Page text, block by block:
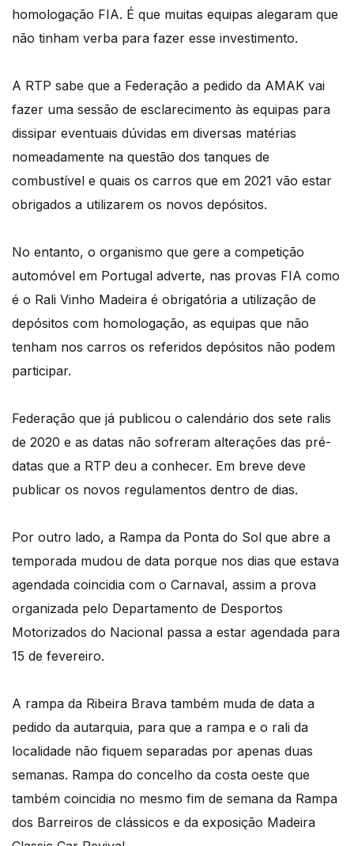
homologação FIA. É que muitas equipas alegaram que
não tinham verba para fazer esse investimento.
A RTP sabe que a Federação a pedido da AMAK vai
fazer uma sessão de esclarecimento às equipas para
dissipar eventuais dúvidas em diversas matérias
nomeadamente na questão dos tanques de
combustível e quais os carros que em 2021 vão estar
obrigados a utilizarem os novos depósitos.
No entanto, o organismo que gere a competição
automóvel em Portugal adverte, nas provas FIA como
é o Rali Vinho Madeira é obrigatória a utilização de
depósitos com homologação, as equipas que não
tenham nos carros os referidos depósitos não podem
participar.
Federação que já publicou o calendário dos sete ralis
de 2020 e as datas não sofreram alterações das pré-
datas que a RTP deu a conhecer. Em breve deve
publicar os novos regulamentos dentro de dias.
Por outro lado, a Rampa da Ponta do Sol que abre a
temporada mudou de data porque nos dias que estava
agendada coincidia com o Carnaval, assim a prova
organizada pelo Departamento de Desportos
Motorizados do Nacional passa a estar agendada para
15 de fevereiro.
A rampa da Ribeira Brava também muda de data a
pedido da autarquia, para que a rampa e o rali da
localidade não fiquem separadas por apenas duas
semanas. Rampa do concelho da costa oeste que
também coincidia no mesmo fim de semana da Rampa
dos Barreiros de clássicos e da exposição Madeira